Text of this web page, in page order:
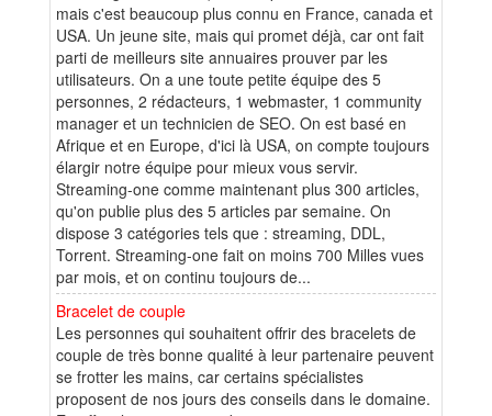
mais c'est beaucoup plus connu en France, canada et
USA. Un jeune site, mais qui promet déjà, car ont fait
parti de meilleurs site annuaires prouver par les
utilisateurs. On a une toute petite équipe des 5
personnes, 2 rédacteurs, 1 webmaster, 1 community
manager et un technicien de SEO. On est basé en
Afrique et en Europe, d'ici là USA, on compte toujours
élargir notre équipe pour mieux vous servir.
Streaming-one comme maintenant plus 300 articles,
qu'on publie plus des 5 articles par semaine. On
dispose 3 catégories tels que : streaming, DDL,
Torrent. Streaming-one fait on moins 700 Milles vues
par mois, et on continu toujours de...
Bracelet de couple
Les personnes qui souhaitent offrir des bracelets de
couple de très bonne qualité à leur partenaire peuvent
se frotter les mains, car certains spécialistes
proposent de nos jours des conseils dans le domaine.